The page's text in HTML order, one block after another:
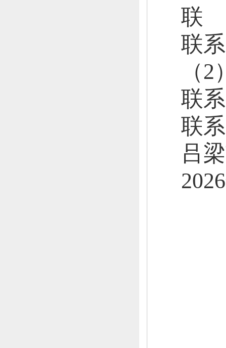
联
联
（2
联
联
吕
2026